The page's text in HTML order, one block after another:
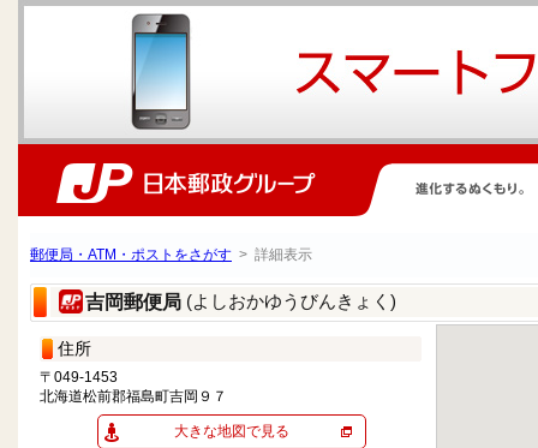
郵便局・ATM・ポストをさがす > 詳細表示
吉岡郵便局 (よしおかゆうびんきょく)
住所
〒049-1453
北海道松前郡福島町吉岡９７
大きな地図で見る